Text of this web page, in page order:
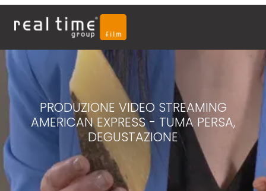
PRODUZIONE VIDEO STREAMING
AMERICAN EXPRESS - TUMA PERSA,
DEGUSTAZIONE